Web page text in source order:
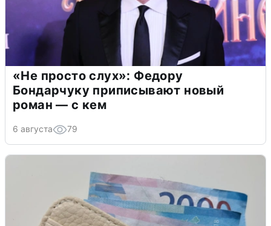
«Не просто слух»: Федору
Бондарчуку приписывают новый
роман — с кем
6 августа 79